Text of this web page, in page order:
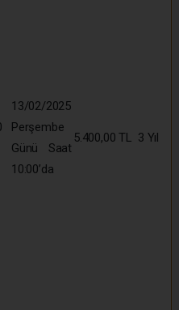
13/02/2025
Perşembe
Günü Saat
10:00’da
5.400,00 TL 3 Yıl